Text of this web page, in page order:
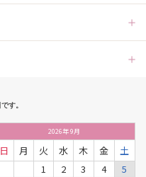
す。
2026年9月
日 月 火 水 木 金
土
1
2 3 4
5